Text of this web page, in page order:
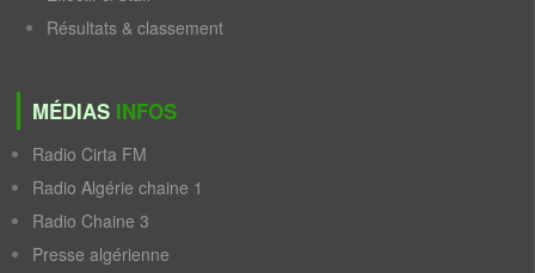
Résultats & classement
MÉDIAS INFOS
Radio Cirta FM
Radio Algérie chaine 1
Radio Chaine 3
Presse algérienne